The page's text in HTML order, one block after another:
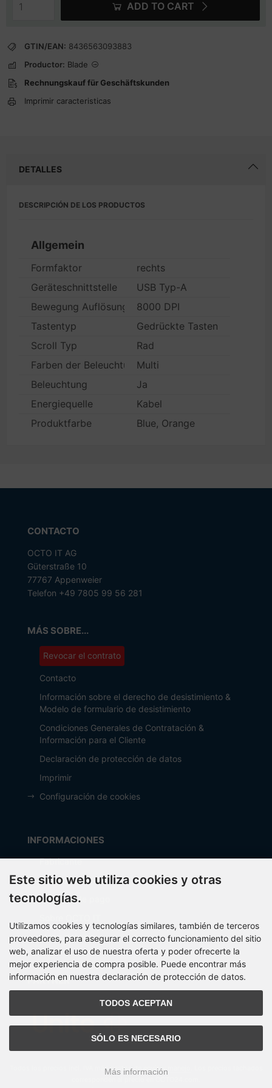
ADD TO CART
GTIN/EAN: 8436563093883
Productor: Blade
Rechnungskauf für Geschäftskunden
Imprimir caracteristicas
DETALLES
DESCRIPCIÓN DE LOS PRODUCTOS
Allgemein
Formfaktor
rechts
Geräteschnittstelle
USB Typ-A
Bewegung Auflösung
8000 DPI
Tastentyp
Gedrückte Tasten
Scroll Typ
Rad
Farben der BeleuchtungMulti
Beleuchtung
Ja
Energiequelle
Kabel
Produktfarbe
Blue, Orange
CONTACTO
OCTO IT AG
Güterstraße 10
77767 Appenweier
Telefon +49 7805 99 56 281
MÁS SOBRE...
Revocar el contrato
Contacto
Información sobre el derecho de desistimiento &
Modelo de formulario de desistimiento
Condiciones Generales de Contratación &
Información para el Cliente
Declaración de protección de datos
Imprimir
Configuración de cookies
INFORMACIONES
Fabricante
Costos de envío
Métodos de pago
Mapa del sitio
PARTNER
Todos los precios incl. IVA másgastos de envío y manejo
Este sitio web utiliza cookies y otras
tecnologías.
Utilizamos cookies y tecnologías similares, también de terceros
proveedores, para asegurar el correcto funcionamiento del sitio
web, analizar el uso de nuestra oferta y poder ofrecerte la
mejor experiencia de compra posible. Puede encontrar más
información en nuestra declaración de protección de datos.
TODOS ACEPTAN
SÓLO ES NECESARIO
Más información